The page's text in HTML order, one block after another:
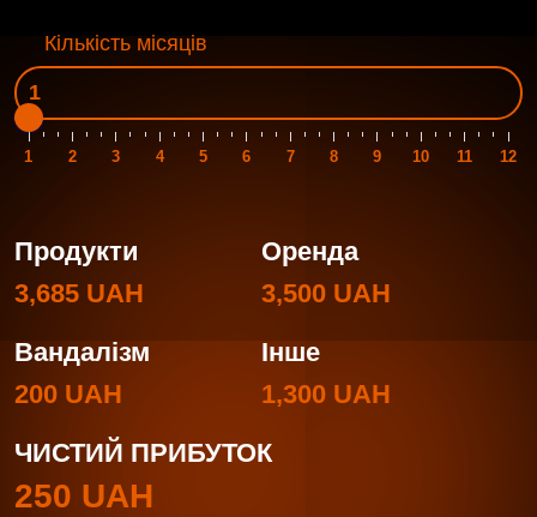
Кількість місяців
1 2 3 4 5 6 7 8 9 10 11 12
Продукти
3,685 UAH
Оренда
3,500 UAH
Вандалізм
200 UAH
Інше
1,300 UAH
ЧИСТИЙ ПРИБУТОК
250 UAH